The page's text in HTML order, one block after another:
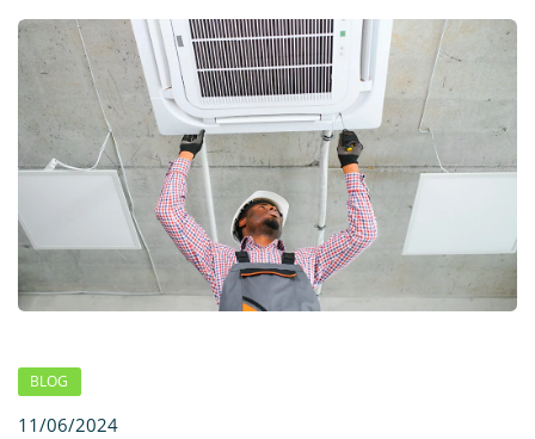
BLOG
11/06/2024